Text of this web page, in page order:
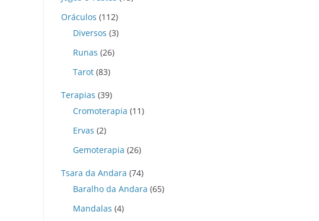
Oráculos (112)
Diversos (3)
Runas (26)
Tarot (83)
Terapias (39)
Cromoterapia (11)
Ervas (2)
Gemoterapia (26)
Tsara da Andara (74)
Baralho da Andara (65)
Mandalas (4)